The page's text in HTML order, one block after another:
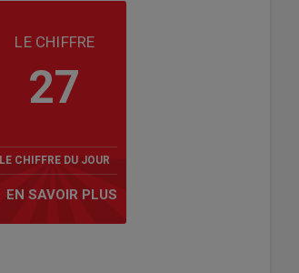
LE CHIFFRE
27
LE CHIFFRE DU JOUR
EN SAVOIR PLUS